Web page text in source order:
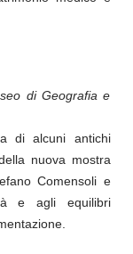
di Geografia e
di alcuni antichi
nuova mostra
Comensoli e
e agli equilibri